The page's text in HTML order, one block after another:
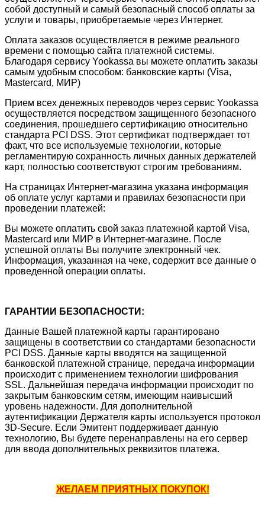
собой доступный и самый безопасный способ оплаты за
услуги и товары, приобретаемые через Интернет.
Оплата заказов осуществляется в режиме реального
времени с помощью сайта платежной системы.
Благодаря сервису Yookassa вы можете оплатить заказы
самым удобным способом: банковские карты (Visa,
Mastercard, МИР)
Прием всех денежных переводов через сервис Yookassa
осуществляется посредством защищенного безопасного
соединения, прошедшего сертификацию относительно
стандарта PCI DSS. Этот сертификат подтверждает тот
факт, что все используемые технологии, которые
регламентирую сохранность личных данных держателей
карт, полностью соответствуют строгим требованиям.
На страницах Интернет-магазина указана информация
об оплате услуг картами и правилах безопасности при
проведении платежей:
Вы можете оплатить свой заказ платежной картой Visa,
Mastercard или МИР в Интернет-магазине. После
успешной оплаты Вы получите электронный чек.
Информация, указанная на чеке, содержит все данные о
проведенной операции оплаты.
ГАРАНТИИ БЕЗОПАСНОСТИ:
Данные Вашей платежной карты гарантировано
защищены в соответствии со стандартами безопасности
PCI DSS. Данные карты вводятся на защищенной
банковской платежной странице, передача информации
происходит с применением технологии шифрования
SSL. Дальнейшая передача информации происходит по
закрытым банковским сетям, имеющим наивысший
уровень надежности. Для дополнительной
аутентификации Держателя карты используется протокол
3D-Secure. Если Эмитент поддерживает данную
технологию, Вы будете перенаправлены на его сервер
для ввода дополнительных реквизитов платежа.
ЖЕЛАЕМ ПРИЯТНЫХ ПОКУПОК!